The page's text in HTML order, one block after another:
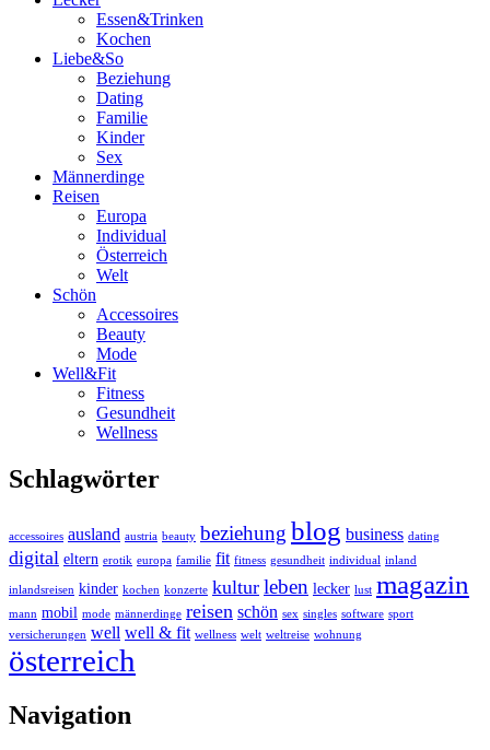
Essen&Trinken
Kochen
Liebe&So
Beziehung
Dating
Familie
Kinder
Sex
Männerdinge
Reisen
Europa
Individual
Österreich
Welt
Schön
Accessoires
Beauty
Mode
Well&Fit
Fitness
Gesundheit
Wellness
Schlagwörter
accessoires ausland austria beauty beziehung blog business dating
digital eltern erotik europa familie fit fitness gesundheit individual inland
inlandsreisen kinder kochen konzerte kultur leben lecker lust magazin
mann mobil mode männerdinge reisen schön sex singles software sport
versicherungen well well & fit wellness welt weltreise wohnung
österreich
Navigation